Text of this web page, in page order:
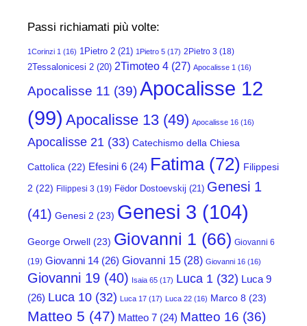
Passi richiamati più volte:
1Corinzi 1 (16) 1Pietro 2 (21) 1Pietro 5 (17) 2Pietro 3 (18)
2Tessalonicesi 2 (20) 2Timoteo 4 (27) Apocalisse 1 (16)
Apocalisse 11 (39)Apocalisse 12
(99) Apocalisse 13 (49) Apocalisse 16 (16)
Apocalisse 21 (33) Catechismo della Chiesa
Cattolica (22) Efesini 6 (24) Fatima(72) Filippesi
2 (22) Filippesi 3 (19) Fëdor Dostoevskij (21) Genesi 1
(41) Genesi 2 (23) Genesi 3 (104)
George Orwell (23) Giovanni 1 (66) Giovanni 6
(19) Giovanni 14 (26) Giovanni 15 (28) Giovanni 16 (16)
Giovanni 19 (40) Isaia 65 (17) Luca 1 (32) Luca 9
(26) Luca 10 (32) Luca 17 (17) Luca 22 (16) Marco 8 (23)
Matteo 5 (47) Matteo 7 (24) Matteo 16 (36)